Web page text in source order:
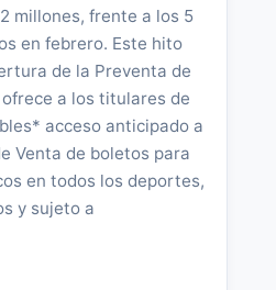
millones, frente a los 5
en febrero. Este hito
de la Preventa de
a los titulares de
acceso anticipado a
Venta de boletos para
en todos los deportes,
y sujeto a